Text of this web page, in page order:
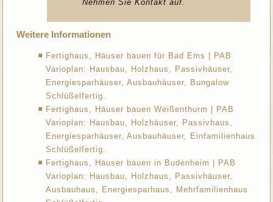
Nehmen Sie Kontakt auf.
Weitere Informationen
Fertighaus, Häuser bauen für Bad Ems | PAB
Varioplan: Hausbau, Holzhaus, Passivhäuser,
Energiesparhäuser, Ausbauhäuser, Bungalow
Schlüßelfertig.
Fertighaus, Häuser bauen Weißenthurm | PAB
Varioplan: Hausbau, Holzhäuser, Passivhaus,
Energiesparhäuser, Ausbauhäuser, Einfamilienhaus
Schlüßelfertig.
Fertighaus, Häuser bauen in Budenheim | PAB
Varioplan: Hausbau, Holzhaus, Passivhäuser,
Ausbauhaus, Energiesparhaus, Mehrfamilienhaus